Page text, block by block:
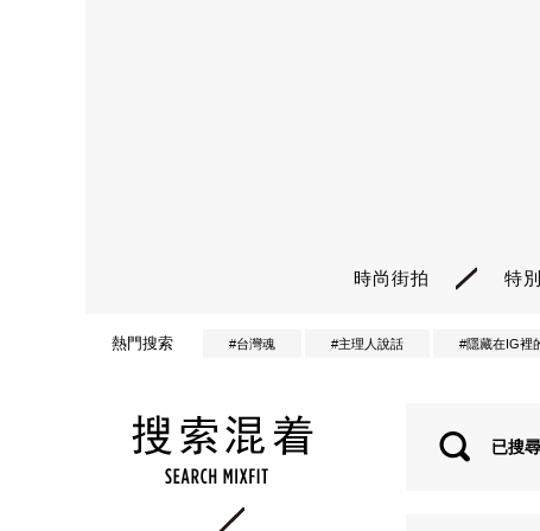
時尚街拍 特
熱門搜索 #台灣魂 #主理人說話 #隱藏在IG裡
已搜